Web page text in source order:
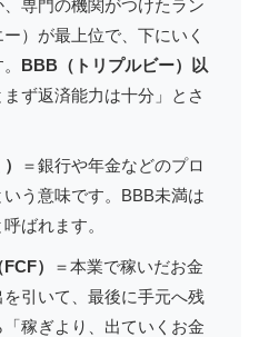
専門の機関がつけたラン
）が最上位で、下にいく
BBB（トリプルビー）以
まず返済能力は十分」とさ
＝銀行や年金などのプロ
う意味です。BBB未満は
ばれます。
）
＝本業で稼いだお金
引いて、最後に手元へ残
稼ぎより、出ていくお金